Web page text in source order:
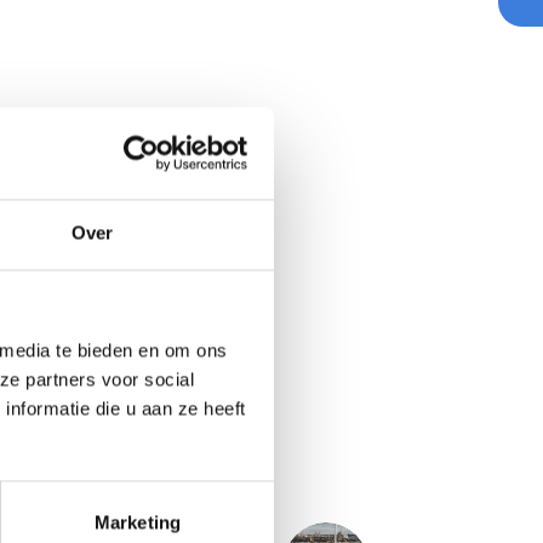
Over
te bieden en om ons
partners voor social
die u aan ze heeft
Marketing